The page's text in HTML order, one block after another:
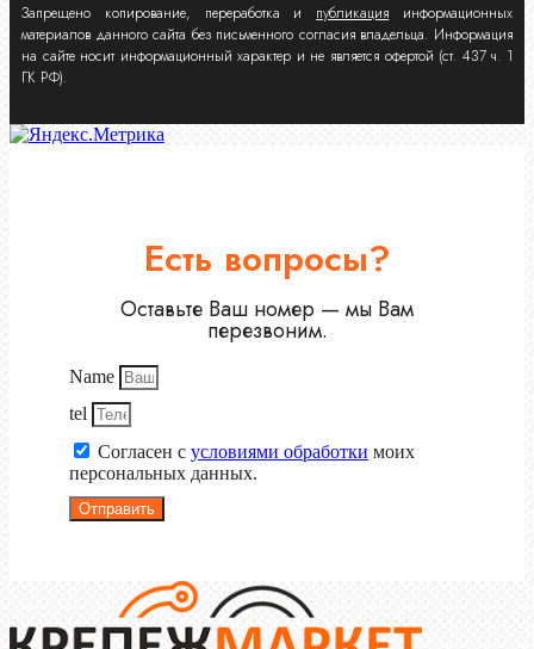
Запрещено копирование, переработка и публикация информационных
материалов данного сайта без письменного согласия владельца. Информация
на сайте носит информационный характер и не является офертой (ст. 437 ч. 1
ГК РФ).
Есть вопросы?
Оставьте Ваш номер — мы Вам
перезвоним.
Name
tel
Согласен с условиями обработки моих
персональных данных.
Отправить